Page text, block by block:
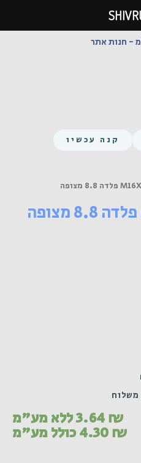
- חנות אתר
קנה עכשיו
3.64₪ ללא מע"מ
4.30₪ כולל מע"מ